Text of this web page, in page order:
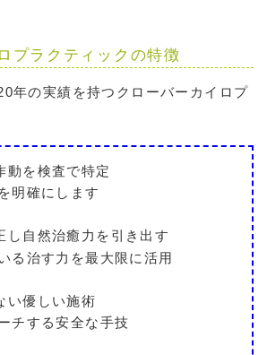
プラクティックの特徴
年の実績を持つクローバーカイロプ
動を検査で特定
明確にします
し自然治癒力を引き出す
る治す力を最大限に活用
い優しい施術
チする安全な手技